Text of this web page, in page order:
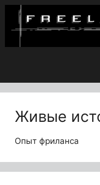
Живые
Опыт фриланса